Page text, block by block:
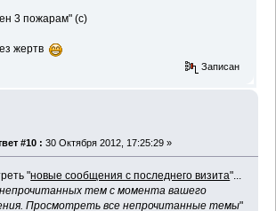
3 пожарам" (с)
жертв
Записан
#10 : 30 Октября 2012, 17:25:29 »
"новые сообщения с последнего визита"...
тем с момента вашего
Просмотреть все непрочитанные темы"